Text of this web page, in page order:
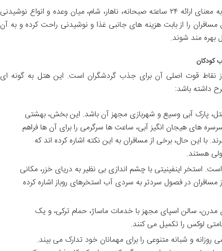
خدمات UALL (Ultra All-Inclusive) در ریکسوس به معنای ارائه ۲۴ ساعته صبحانه، ناهار، شام، میان وعده و انواع نوشیدنی
را از بابت هزینه های جانبی غذا و نوشیدنی راحت کرده و به آن
بهره مند شوند.
کودکان
نقاط قوت اصلی آن برای جذب گردشگران است. این هتل به گونه ای
داشته باشد:
پارک آبی وسیع و شهربازی مجهز آن باشد. این بخش، بهشتی
های هیجان انگیز آبی، ساعت ها سرگرمی را برای آن ها فراهم
با این حال، برخی از مسافران به این نکته اشاره کرده اند که
هستند.
استخر اینفینیتی با چشم اندازی بی نظیر به دریای خزر، مکانی
در فصول سردتر به سردی آب استخرهای روباز اشاره کرده
مدرن، سالن اسپای مجهز با خدمات ماساژ، حمام ترکی، و یک
لوکس را تکمیل می کنند.
روزانه و شبانه متنوعی را برای مهمانان خود تدارک می بیند.